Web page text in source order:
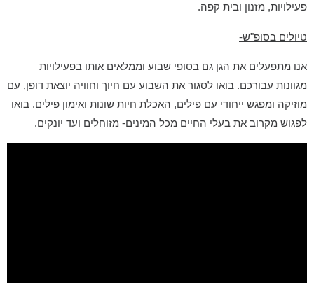
פעילויות, מזנון ובית קפה.
טיולים בסופ"ש-
אנו מתפעלים את הגן גם בסופי שבוע וממלאים אותו בפעילויות
מגוונות עבורכם. בואו לסגור את השבוע עם חיוך וחוויה יוצאת דופן, עם
מוזיקה ומפגש ייחודי עם פילים, האכלת חיות שונות ואימון פילים. בואו
לפגוש מקרוב את בעלי החיים מכל המינים- מזוחלים ועד יונקים.